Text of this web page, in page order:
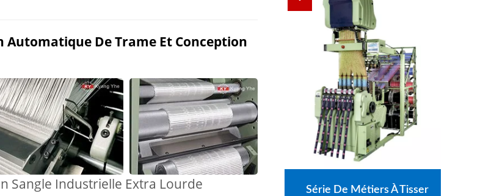
De Trame Et Conception
Sangle Industrielle Extra Lourde
À Tisser
Série De Métiers À Tisser À
Série De Métiers À Tisser